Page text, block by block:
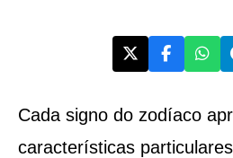
Cada signo do zodíaco
características